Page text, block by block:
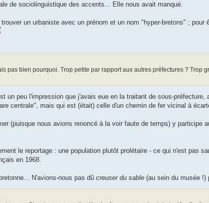
de sociolinguistique des accents... Elle nous avait manqué.
un urbaniste avec un prénom et un nom "hyper-bretons" ; pour
pas bien pourquoi. Trop petite par rapport aux autres préfectures ? Trop
un peu l'impression que j'avais eue en la traitant de sous-préfecture,
centrale", mais qui est (était) celle d'un chemin de fer vicinal à
(puisque nous avions renoncé à la voir faute de temps) y participe
le reportage : une population plutôt prolétaire - ce qui n'est pas
en 1968.
N'avions-nous pas dû creuser du sable (au sein du musée !)